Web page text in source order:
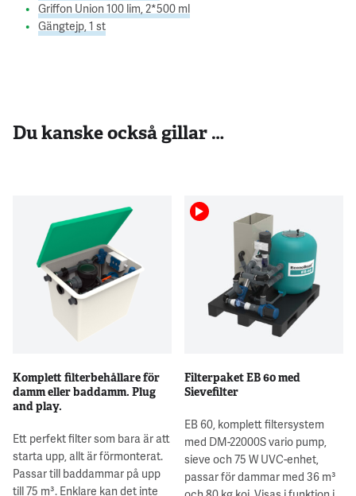
Griffon Union 100 lim, 2*500 ml
Gängtejp, 1 st
Du kanske också gillar …
Komplett filterbehållare för
damm eller baddamm. Plug
and play.
Ett perfekt filter som bara är att
starta upp, allt är förmonterat.
Passar till baddammar på upp
till 75 m³. Enklare kan det inte
Filterpaket EB 60 med
Sievefilter
EB 60, komplett filtersystem
med DM-22000S vario pump,
sieve och 75 W UVC-enhet,
passar för dammar med 36 m³